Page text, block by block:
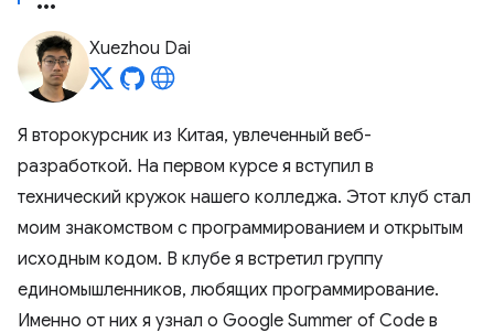
Xuezhou Dai
Я второкурсник из Китая, увлеченный веб-
разработкой. На первом курсе я вступил в
технический кружок нашего колледжа. Этот клуб стал
моим знакомством с программированием и открытым
исходным кодом. В клубе я встретил группу
единомышленников, любящих программирование.
Именно от них я узнал о Google Summer of Code в